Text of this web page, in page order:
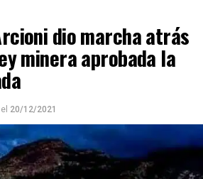
dio marcha atrás
minera aprobada la
el 20/12/2021